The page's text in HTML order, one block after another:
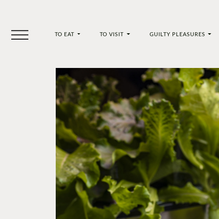
TO EAT TO VISIT GUILTY PLEASURES